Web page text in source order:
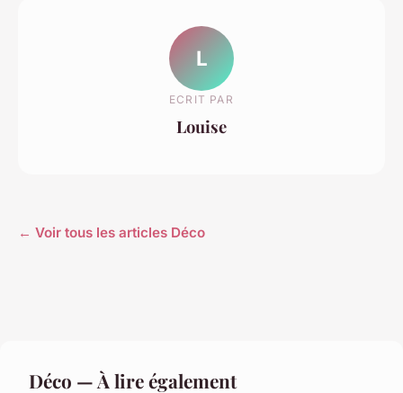
L
ECRIT PAR
Louise
← Voir tous les articles Déco
Déco — À lire également